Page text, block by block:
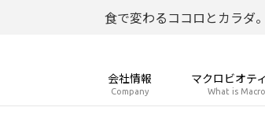
食で変わるココロとカラダ
会社情報
Company
マクロビオテ
What is